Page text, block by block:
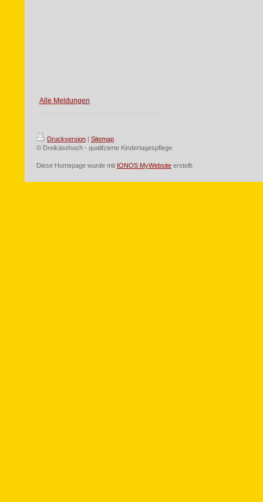
Alle Meldungen
Druckversion | Sitemap
© Dreikäsehoch - qualifzierte Kindertagespflege
Diese Homepage wurde mit IONOS MyWebsite erstellt.